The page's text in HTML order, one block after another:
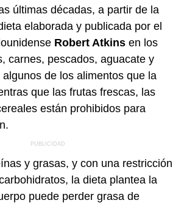
últimas décadas, a partir de la
elaborada y publicada por el
Robert Atkins en los
carnes, pescados, aguacate y
de los alimentos que la
que las frutas frescas, las
están prohibidos para
y grasas, y con una restricción
la dieta plantea la
puede perder grasa de